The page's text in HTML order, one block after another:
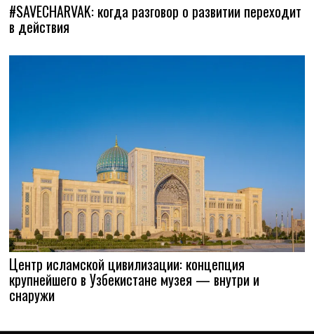
#SAVECHARVAK: когда разговор о развитии переходит
в действия
Центр исламской цивилизации: концепция
крупнейшего в Узбекистане музея — внутри и
снаружи